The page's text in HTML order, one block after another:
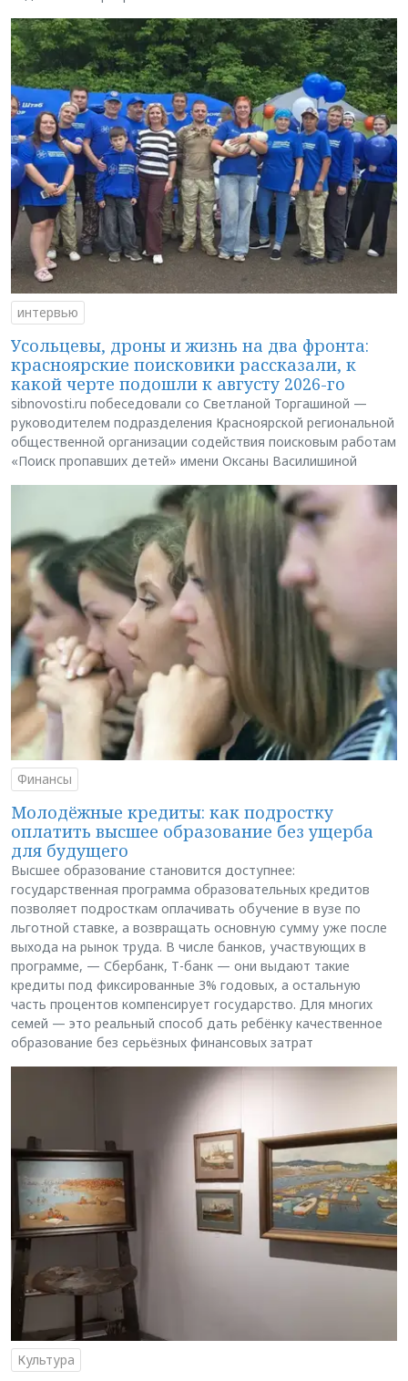
интервью
Усольцевы, дроны и жизнь на два фронта:
красноярские поисковики рассказали, к
какой черте подошли к августу 2026-го
sibnovosti.ru побеседовали со Светланой Торгашиной —
руководителем подразделения Красноярской региональной
общественной организации содействия поисковым работам
«Поиск пропавших детей» имени Оксаны Василишиной
Финансы
Молодёжные кредиты: как подростку
оплатить высшее образование без ущерба
для будущего
Высшее образование становится доступнее:
государственная программа образовательных кредитов
позволяет подросткам оплачивать обучение в вузе по
льготной ставке, а возвращать основную сумму уже после
выхода на рынок труда. В числе банков, участвующих в
программе, — Сбербанк, Т-банк — они выдают такие
кредиты под фиксированные 3% годовых, а остальную
часть процентов компенсирует государство. Для многих
семей — это реальный способ дать ребёнку качественное
образование без серьёзных финансовых затрат
Культура